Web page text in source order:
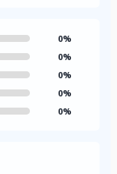
0%
0%
0%
0%
0%